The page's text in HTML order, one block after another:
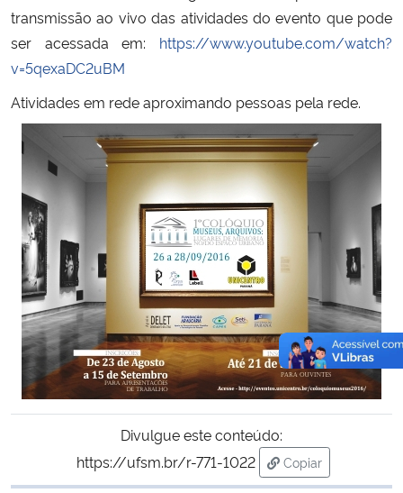
transmissão ao vivo das atividades do evento que pode
ser acessada em: https://www.youtube.com/watch?
v=5qexaDC2uBM
Atividades em rede aproximando pessoas pela rede.
Divulgue este conteúdo:
https://ufsm.br/r-771-1022
Copiar
para área de